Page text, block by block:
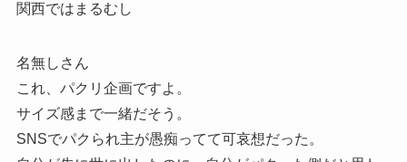
関西ではまるむし
名無しさん
これ、パクリ企画ですよ。
サイズ感まで一緒だそう。
SNSでパクられ主が愚痴ってて可哀想だった。